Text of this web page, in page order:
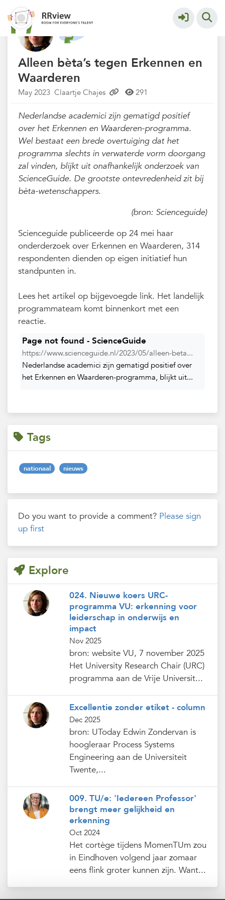
Nieuwsrubriek
Alleen bèta’s tegen Erkennen en
Waarderen
May 2023 Claartje Chajes 291
Nederlandse academici zijn gematigd positief
over het Erkennen en Waarderen-programma.
Wel bestaat een brede overtuiging dat het
programma slechts in verwaterde vorm doorgang
zal vinden, blijkt uit onafhankelijk onderzoek van
ScienceGuide. De grootste ontevredenheid zit bij
bèta-wetenschappers.
(bron: Scienceguide)
Scienceguide publiceerde op 24 mei haar
onderderzoek over Erkennen en Waarderen, 314
respondenten dienden op eigen initiatief hun
standpunten in.
Lees het artikel op bijgevoegde link. Het landelijk
programmateam komt binnenkort met een
reactie.
Page not found - ScienceGuide
https://www.scienceguide.nl/2023/05/alleen-beta...
Nederlandse academici zijn gematigd positief over
het Erkennen en Waarderen-programma, blijkt uit...
Tags
nationaal nieuws
Do you want to provide a comment? Please sign
up first
Explore
024. Nieuwe koers URC-
programma VU: erkenning voor
leiderschap in onderwijs en
impact
Nov 2025
bron: website VU, 7 november 2025
Het University Research Chair (URC)
programma aan de Vrije Universit...
Excellentie zonder etiket - column
Dec 2025
bron: UToday Edwin Zondervan is
hoogleraar Process Systems
Engineering aan de Universiteit
Twente,...
009. TU/e: 'Iedereen Professor'
brengt meer gelijkheid en
erkenning
Oct 2024
Het cortège tijdens MomenTUm zou
in Eindhoven volgend jaar zomaar
eens flink groter kunnen zijn. Want...